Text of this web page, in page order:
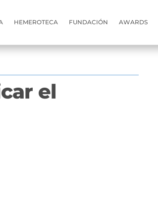
HEMEROTECA FUNDACIÓN AWARDS
el